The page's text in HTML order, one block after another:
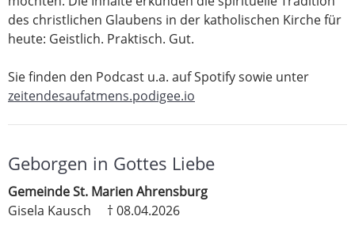
des christlichen Glaubens in der katholischen Kirche für
heute: Geistlich. Praktisch. Gut.
Sie finden den Podcast u.a. auf Spotify sowie unter
zeitendesaufatmens.podigee.io
Geborgen in Gottes Liebe
Gemeinde St. Marien Ahrensburg
Gisela Kausch † 08.04.2026